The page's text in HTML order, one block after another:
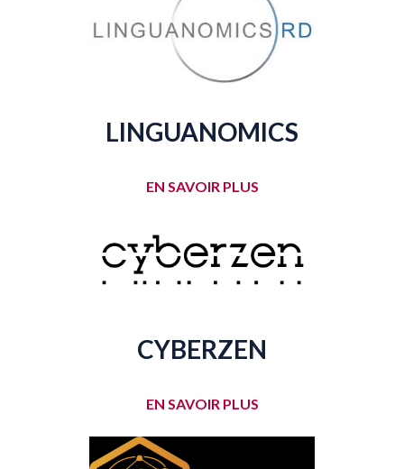
LINGUANOMICS
EN SAVOIR PLUS
CYBERZEN
EN SAVOIR PLUS